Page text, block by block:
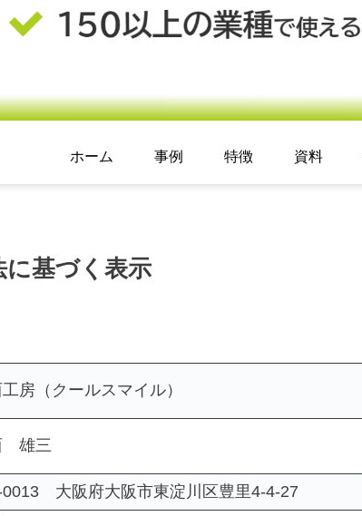
ホーム 事例 特徴 資料
に基づく表示
房（クールスマイル）
雄三
0013 大阪府大阪市東淀川区豊里4-4-27